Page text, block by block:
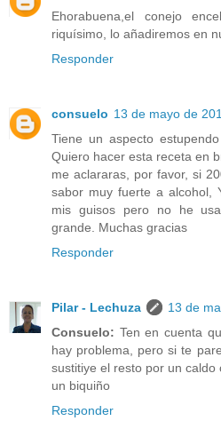
Ehorabuena,el conejo
riquísimo, lo añadiremos en
Responder
consuelo 13 de mayo de
Tiene un aspecto
Quiero hacer esta receta en
me aclararas, por favor, si
sabor muy fuerte a alcohol,
mis guisos pero no he
grande. Muchas gracias
Responder
Pilar - Lechuza
13 de
Consuelo: Ten en cuenta
hay problema, pero si te
sustitiye el resto por un caldo
un biquiño
Responder